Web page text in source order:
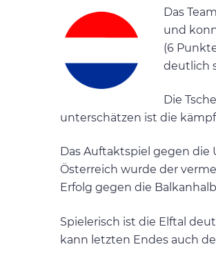
Das
und
(6
deutlich
Die
unterschätzen ist die
Das Auftaktspiel gegen
Österreich wurde der
Erfolg gegen die
Spielerisch ist die Elftal
kann letzten Endes auch